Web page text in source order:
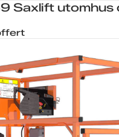
Saxlift utomhus